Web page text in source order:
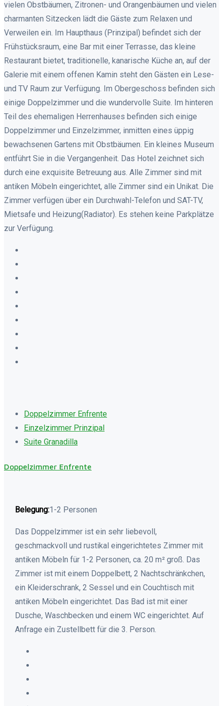
vielen Obstbäumen, Zitronen- und Orangenbäumen und vielen
charmanten Sitzecken lädt die Gäste zum Relaxen und
Verweilen ein. Im Haupthaus (Prinzipal) befindet sich der
Frühstücksraum, eine Bar mit einer Terrasse, das kleine
Restaurant bietet, traditionelle, kanarische Küche an, auf der
Galerie mit einem offenen Kamin steht den Gästen ein Lese-
und TV Raum zur Verfügung. Im Obergeschoss befinden sich
einige Doppelzimmer und die wundervolle Suite. Im hinteren
Teil des ehemaligen Herrenhauses befinden sich einige
Doppelzimmer und Einzelzimmer, inmitten eines üppig
bewachsenen Gartens mit Obstbäumen. Ein kleines Museum
entführt Sie in die Vergangenheit. Das Hotel zeichnet sich
durch eine exquisite Betreuung aus. Alle Zimmer sind mit
antiken Möbeln eingerichtet, alle Zimmer sind ein Unikat. Die
Zimmer verfügen über ein Durchwahl-Telefon und SAT-TV,
Mietsafe und Heizung(Radiator). Es stehen keine Parkplätze
zur Verfügung.
Doppelzimmer Enfrente
Einzelzimmer Prinzipal
Suite Granadilla
Doppelzimmer Enfrente
Belegung:1-2 Personen
Das Doppelzimmer ist ein sehr liebevoll,
geschmackvoll und rustikal eingerichtetes Zimmer mit
antiken Möbeln für 1-2 Personen, ca. 20 m² groß. Das
Zimmer ist mit einem Doppelbett, 2 Nachtschränkchen,
ein Kleiderschrank, 2 Sessel und ein Couchtisch mit
antiken Möbeln eingerichtet. Das Bad ist mit einer
Dusche, Waschbecken und einem WC eingerichtet. Auf
Anfrage ein Zustellbett für die 3. Person.